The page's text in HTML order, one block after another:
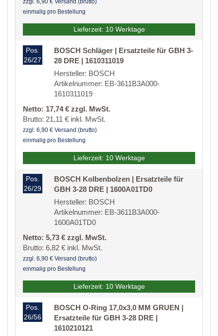
zzgl. 6,90 € Versand (brutto)
einmalig pro Bestellung
Lieferzeit: 10 Werktage
Pos.
26/27
BOSCH Schläger | Ersatzteile für GBH 3-
28 DRE | 1610311019
Hersteller: BOSCH
Artikelnummer: EB-3611B3A000-
1610311019
Netto: 17,74 € zzgl. MwSt.
Brutto: 21,11 € inkl. MwSt.
zzgl. 6,90 € Versand (brutto)
einmalig pro Bestellung
Lieferzeit: 10 Werktage
Pos.
26/29
BOSCH Kolbenbolzen | Ersatzteile für
GBH 3-28 DRE | 1600A01TD0
Hersteller: BOSCH
Artikelnummer: EB-3611B3A000-
1600A01TD0
Netto: 5,73 € zzgl. MwSt.
Brutto: 6,82 € inkl. MwSt.
zzgl. 6,90 € Versand (brutto)
einmalig pro Bestellung
Lieferzeit: 10 Werktage
Pos.
26/56
BOSCH O-Ring 17,0x3,0 MM GRUEN |
Ersatzteile für GBH 3-28 DRE |
1610210121